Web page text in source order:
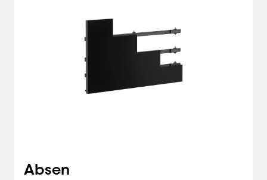
Absen